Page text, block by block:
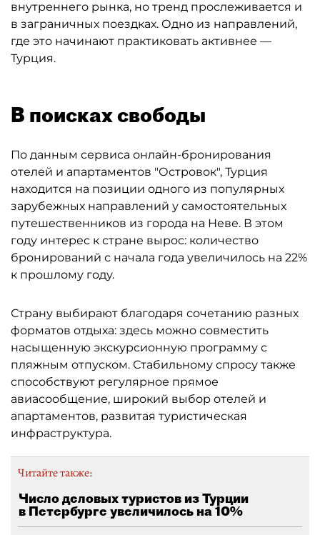
внутреннего рынка, но тренд прослеживается и
в заграничных поездках. Одно из направлений,
где это начинают практиковать активнее —
Турция.
В поисках свободы
По данным сервиса онлайн-бронирования
отелей и апартаментов "Островок", Турция
находится на позиции одного из популярных
зарубежных направлений у самостоятельных
путешественников из города на Неве. В этом
году интерес к стране вырос: количество
бронирований с начала года увеличилось на 22%
к прошлому году.
Страну выбирают благодаря сочетанию разных
форматов отдыха: здесь можно совместить
насыщенную экскурсионную программу с
пляжным отпуском. Стабильному спросу также
способствуют регулярное прямое
авиасообщение, широкий выбор отелей и
апартаментов, развитая туристическая
инфраструктура.
Читайте также:
Число деловых туристов из Турции
в Петербурге увеличилось на 10%